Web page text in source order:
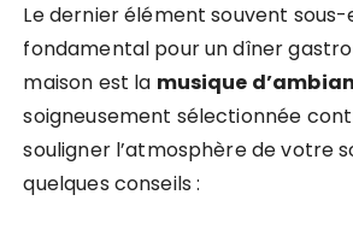
Le dernier élément souvent
fondamental pour un dîner
maison est la musique
soigneusement sélectionnée
souligner l’atmosphère de votre
quelques conseils :